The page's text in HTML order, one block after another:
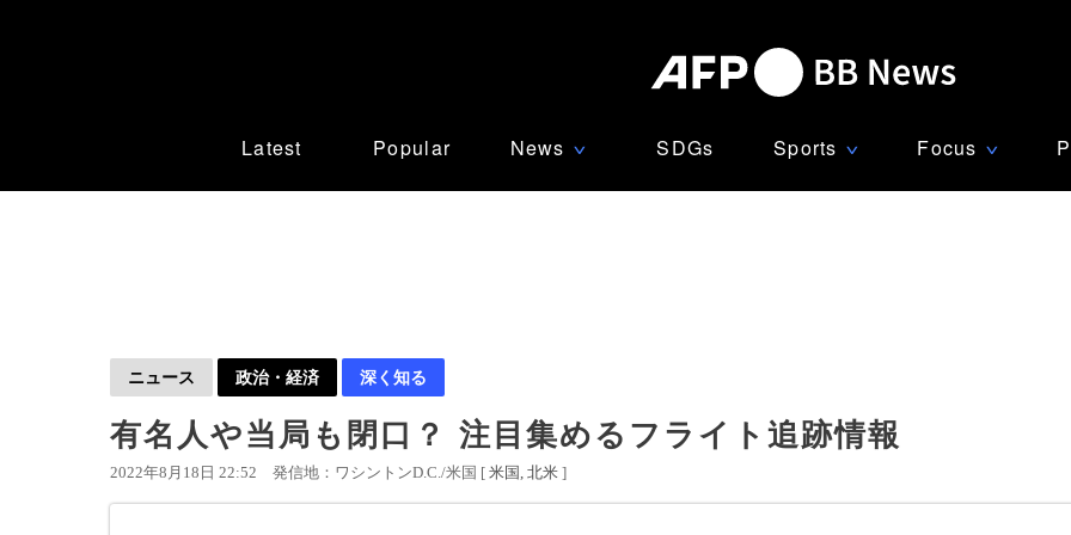
Latest Popular News ∨ SDGs Sports ∨ Focus ∨
ニュース 政治・経済 深く知る
有名人や当局も閉口？ 注目集めるフライト追跡情報
2022年8月18日 22:52 発信地：ワシントンD.C./米国 [ 米国 北米 ]